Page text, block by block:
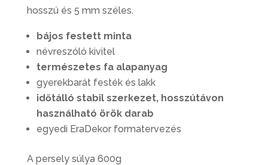
hosszú és 5 mm széles.
bájos festett minta
névreszóló kivitel
természetes fa alapanyag
gyerekbarát festék és lakk
időtálló stabil szerkezet, hosszútávon
használható örök darab
egyedi EraDekor formatervezés
A persely súlya 600g